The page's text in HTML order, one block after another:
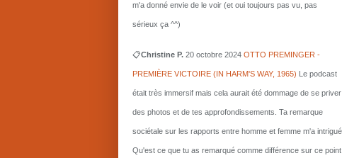
m'a donné envie de le voir (et oui toujours pas vu, pas
sérieux ça ^^)
📋Christine P. 20 octobre 2024 OTTO PREMINGER -
PREMIÈRE VICTOIRE (IN HARM'S WAY, 1965) Le podcast
était très immersif mais cela aurait été dommage de se priver
des photos et de tes approfondissements. Ta remarque
sociétale sur les rapports entre homme et femme m'a intrigué.
Qu'est ce que tu as remarqué comme différence sur ce point